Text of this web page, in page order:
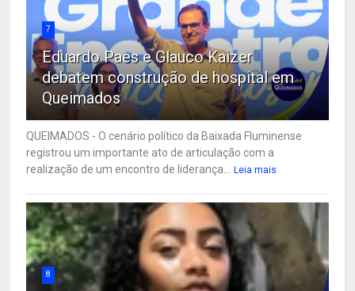
7
Eduardo Paes e Glauco Kaizer
debatem construção de hospital em
Queimados
QUEIMADOS - O cenário político da Baixada Fluminense
registrou um importante ato de articulação com a
realização de um encontro de liderança...
Leia mais
8